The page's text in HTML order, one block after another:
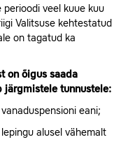
perioodi veel kuue kuu
Valitsuse kehtestatud
on tagatud ka
on õigus saada
järgmistele tunnustele:
eani;
alusel vähemalt